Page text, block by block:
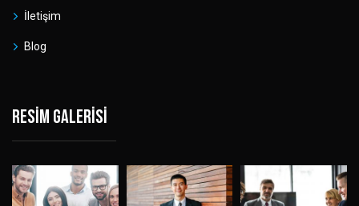
İletişim
Blog
Resim galerisi